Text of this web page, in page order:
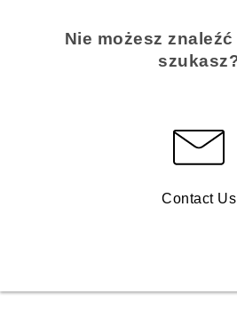
Nie możesz
Contact Us